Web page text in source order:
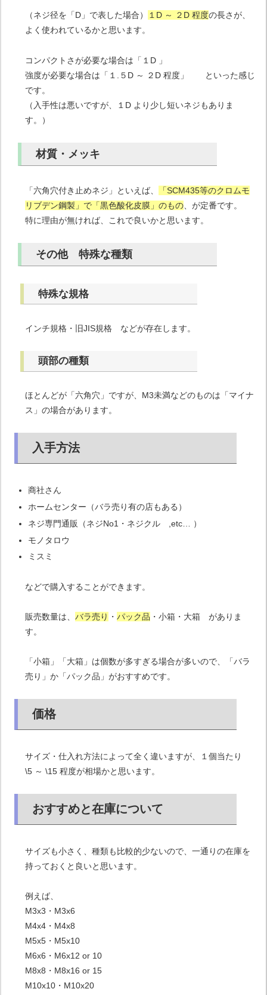
（ネジ径を「D」で表した場合） １D ～ ２D 程度の長さが、
よく使われているかと思います。
コンパクトさが必要な場合は「１D 」
強度が必要な場合は「１.５D ～ ２D 程度」 といった感じ
です。
（入手性は悪いですが、１D より少し短いネジもありま
す。）
材質・メッキ
「六角穴付き止めネジ」といえば、
「SCM435等のクロムモ
リブデン鋼製」で「黒色酸化皮膜」のもの 、が定番です。
特に理由が無ければ、これで良いかと思います。
その他 特殊な種類
特殊な規格
インチ規格・旧JIS規格 などが存在します。
頭部の種類
ほとんどが「六角穴」ですが、M3未満などのものは「マイナ
ス」の場合があります。
入手方法
商社さん
ホームセンター（バラ売り有の店もある）
ネジ専門通販（ネジNo1・ネジクル ,etc… ）
モノタロウ
ミスミ
などで購入することができます。
販売数量は、バラ売り ・パック品 ・小箱・大箱 がありま
す。
「小箱」「大箱」は個数が多すぎる場合が多いので、「バラ
売り」か「パック品」がおすすめです。
価格
サイズ・仕入れ方法によって全く違いますが、１個当たり
\5 ～ \15 程度が相場かと思います。
おすすめと在庫について
サイズも小さく、種類も比較的少ないので、一通りの在庫を
持っておくと良いと思います。
例えば、
M3x3・M3x6
M4x4・M4x8
M5x5・M5x10
M6x6・M6x12 or 10
M8x8・M8x16 or 15
M10x10・M10x20